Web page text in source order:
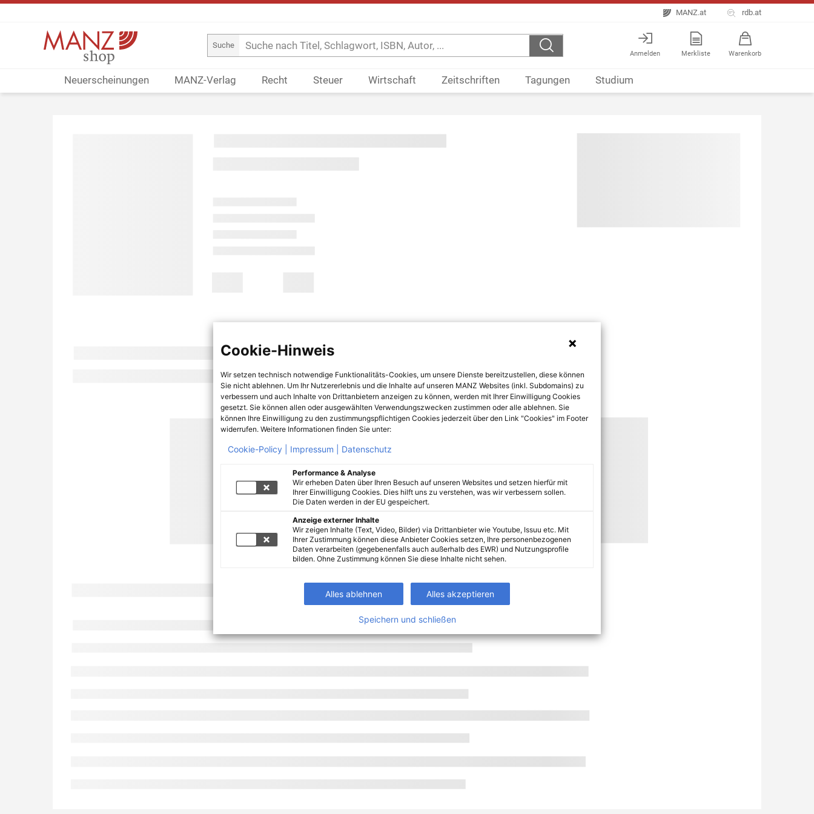
MANZ.at rdb.at
Suche
Anmelden Merkliste Warenkorb
Neuerscheinungen MANZ-Verlag Recht Steuer Wirtschaft Zeitschriften Tagungen Studium
Cookie-Hinweis
Wir setzen technisch notwendige Funktionalitäts-Cookies, um unsere Dienste bereitzustellen, diese können
Sie nicht ablehnen. Um Ihr Nutzererlebnis und die Inhalte auf unseren MANZ Websites (inkl. Subdomains) zu
verbessern und auch Inhalte von Drittanbietern anzeigen zu können, werden mit Ihrer Einwilligung Cookies
gesetzt. Sie können allen oder ausgewählten Verwendungszwecken zustimmen oder alle ablehnen. Sie
können Ihre Einwilligung zu den zustimmungspflichtigen Cookies jederzeit über den Link "Cookies" im Footer
widerrufen. Weitere Informationen finden Sie unter:
Cookie-Policy | Impressum | Datenschutz
Performance & Analyse
Wir erheben Daten über Ihren Besuch auf unseren Websites und setzen hierfür mit
Ihrer Einwilligung Cookies. Dies hilft uns zu verstehen, was wir verbessern sollen.
Die Daten werden in der EU gespeichert.
Anzeige externer Inhalte
Wir zeigen Inhalte (Text, Video, Bilder) via Drittanbieter wie Youtube, Issuu etc. Mit
Ihrer Zustimmung können diese Anbieter Cookies setzen, Ihre personenbezogenen
Daten verarbeiten (gegebenenfalls auch außerhalb des EWR) und Nutzungsprofile
bilden. Ohne Zustimmung können Sie diese Inhalte nicht sehen.
Alles ablehnen Alles akzeptieren
Speichern und schließen